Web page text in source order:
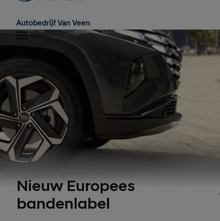
Autobedrijf Van Veen
Menu
Nieuw Europees
bandenlabel